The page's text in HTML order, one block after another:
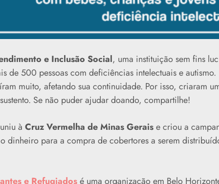
e Inclusão Social, uma instituição sem fins
de 500 pessoas com deficiências intelectuais e
muito, afetando sua continuidade. Por isso, criaram
Se não puder ajudar doando, compartilhe!
à Cruz Vermelha de Minas Geraise criou a
dinheiro para a compra de cobertores a serem
e Refugiadosé uma organização em Belo